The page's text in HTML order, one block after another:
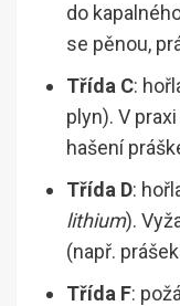
do
se pěnou,
Třída C:
plyn). V
hašení
Třída D:
lithium).
(např.
Třída F: